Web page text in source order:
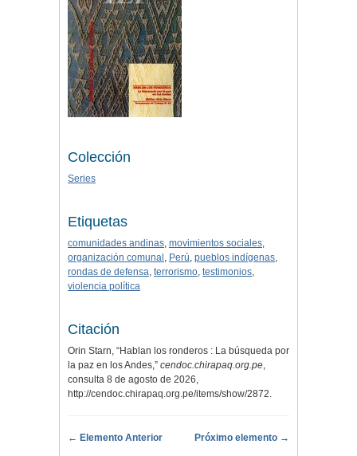
Colección
Series
Etiquetas
comunidades andinas, movimientos sociales,
organización comunal , Perú, pueblos indígenas,
rondas de defensa, terrorismo, testimonios,
violencia política
Citación
Orin Starn, “Hablan los ronderos : La búsqueda por
la paz en los Andes,” cendoc.chirapaq.org.pe,
consulta 8 de agosto de 2026,
http://cendoc.chirapaq.org.pe/items/show/2872.
← Elemento Anterior Próximo elemento →